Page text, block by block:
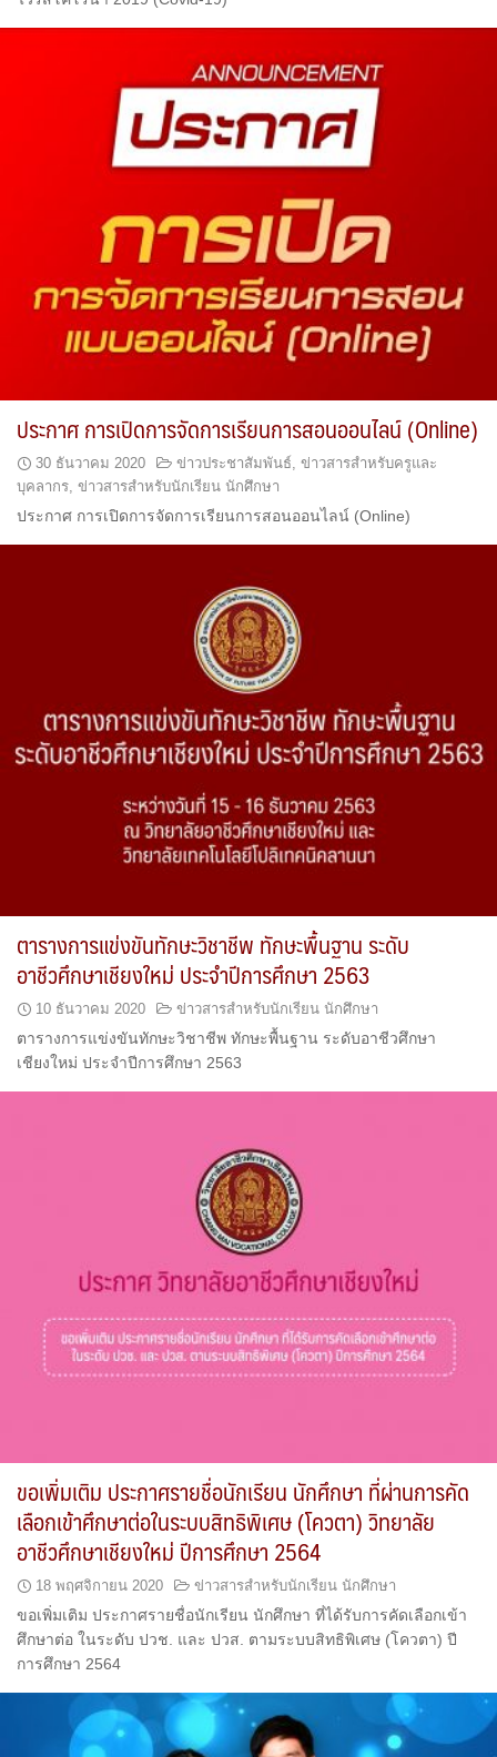
ประกาศ การเปิดการจัดการเรียนการสอนออนไลน์ (Online)
30 ธันวาคม 2020 ข่าวประชาสัมพันธ์ ข่าวสารสำหรับครูและ
บุคลากร ข่าวสารสำหรับนักเรียน นักศึกษา
ประกาศ การเปิดการจัดการเรียนการสอนออนไลน์ (Online)
ตารางการแข่งขันทักษะวิชาชีพ ทักษะพื้นฐาน ระดับ
อาชีวศึกษาเชียงใหม่ ประจำปีการศึกษา 2563
10 ธันวาคม 2020 ข่าวสารสำหรับนักเรียน นักศึกษา
ตารางการแข่งขันทักษะวิชาชีพ ทักษะพื้นฐาน ระดับอาชีวศึกษา
เชียงใหม่ ประจำปีการศึกษา 2563
ขอเพิ่มเติม ประกาศรายชื่อนักเรียน นักศึกษา ที่ผ่านการคัด
เลือกเข้าศึกษาต่อในระบบสิทธิพิเศษ (โควตา) วิทยาลัย
อาชีวศึกษาเชียงใหม่ ปีการศึกษา 2564
18 พฤศจิกายน 2020 ข่าวสารสำหรับนักเรียน นักศึกษา
ขอเพิ่มเติม ประกาศรายชื่อนักเรียน นักศึกษา ที่ได้รับการคัดเลือกเข้า
ศึกษาต่อ ในระดับ ปวช. และ ปวส. ตามระบบสิทธิพิเศษ (โควตา) ปี
การศึกษา 2564